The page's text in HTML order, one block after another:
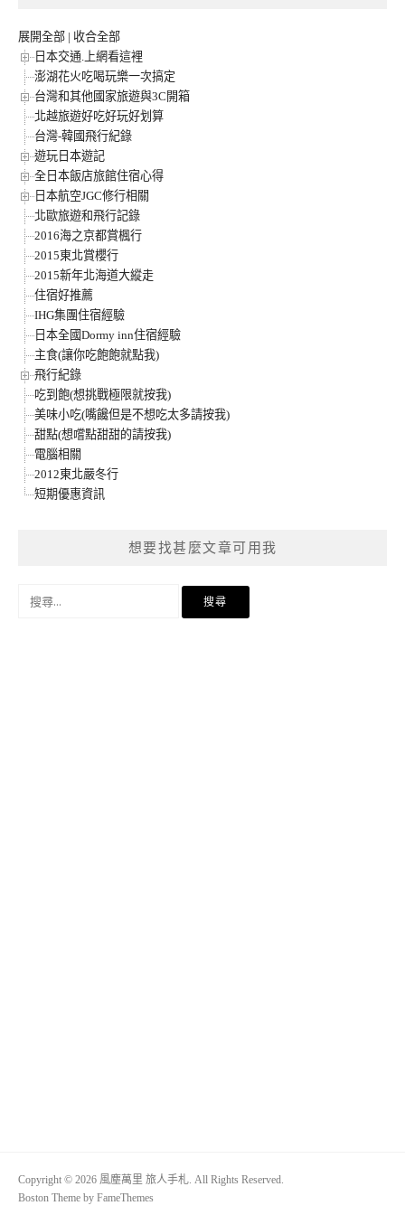
展開全部 | 收合全部
日本交通.上網看這裡
澎湖花火吃喝玩樂一次搞定
台灣和其他國家旅遊與3C開箱
北越旅遊好吃好玩好划算
台灣-韓國飛行紀錄
遊玩日本遊記
全日本飯店旅館住宿心得
日本航空JGC修行相關
北歐旅遊和飛行記錄
2016海之京都賞楓行
2015東北賞櫻行
2015新年北海道大縱走
住宿好推薦
IHG集團住宿經驗
日本全國Dormy inn住宿經驗
主食(讓你吃飽飽就點我)
飛行紀錄
吃到飽(想挑戰極限就按我)
美味小吃(嘴饞但是不想吃太多請按我)
甜點(想嚐點甜甜的請按我)
電腦相關
2012東北嚴冬行
短期優惠資訊
想要找甚麼文章可用我
Copyright © 2026 風塵萬里 旅人手札. All Rights Reserved.
Boston Theme by FameThemes